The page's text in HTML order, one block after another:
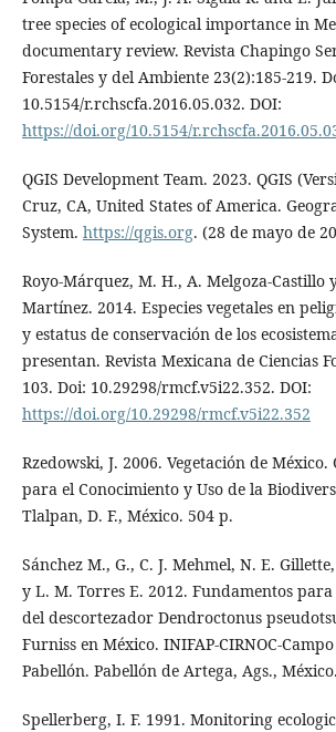
tree species of ecological importance in
documentary review. Revista Chapingo
Forestales y del Ambiente 23(2):185-219.
10.5154/r.rchscfa.2016.05.032. DOI:
https://doi.org/10.5154/
QGIS Development Team. 2023. QGIS
Cruz, CA, United States of America.
System. https://qgis.org. (28 de mayo de
Royo-Márquez, M. H., A. Melgoza-Castillo
Martínez. 2014. Especies vegetales en
y estatus de conservación de los
presentan. Revista Mexicana de Ciencias
103. Doi: 10.29298/rmcf.v5i22.352. DOI:
https://doi.org/10.29298/rmcf.v5i22.352
Rzedowski, J. 2006. Vegetación de
para el Conocimiento y Uso de la
Tlalpan, D. F., México. 504 p.
Sánchez M., G., C. J. Mehmel, N. E.
y L. M. Torres E. 2012. Fundamentos
del descortezador Dendroctonus
Furniss en México. INIFAP-CIRNOC-
Pabellón. Pabellón de Artega, Ags.,
Spellerberg, I. F. 1991. Monitoring